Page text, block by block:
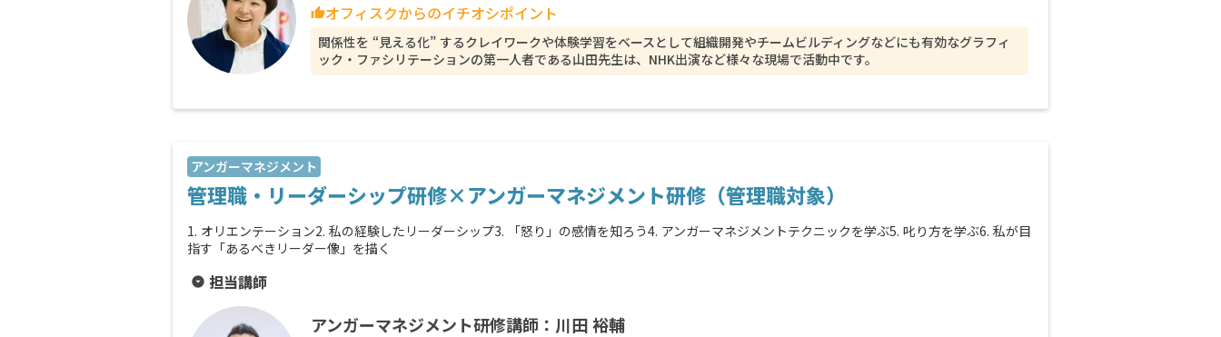
thumb_upオフィスクからのイチオシポイント
関係性を “見える化” するクレイワークや体験学習をベースとして組織開発やチームビルディングなどにも有効なグラフィ
ック・ファシリテーションの第一人者である山田先生は、NHK出演など様々な現場で活動中です。
アンガーマネジメント
管理職・リーダーシップ研修×アンガーマネジメント研修（管理職対象）
1. オリエンテーション2. 私の経験したリーダーシップ3. 「怒り」の感情を知ろう4. アンガーマネジメントテクニックを学ぶ5. 叱り方を学ぶ6. 私が目
指す「あるべきリーダー像」を描く
arrow_drop_down_circle 担当講師
アンガーマネジメント研修講師：川田 裕輔